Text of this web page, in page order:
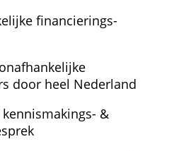
financierings­
door heel Nederland
&